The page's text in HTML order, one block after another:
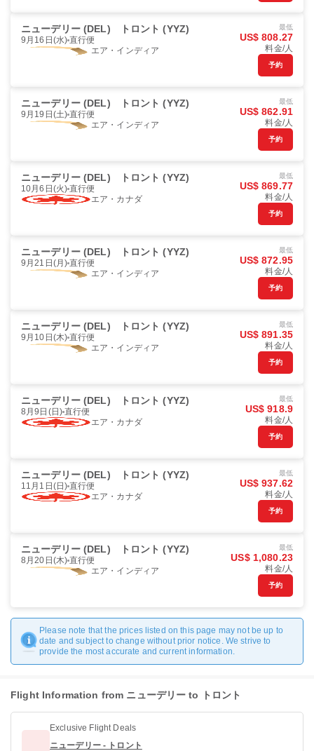
ニューデリー (DEL) トロント (YYZ)
9月16日(水) 直行便
エア・インディア
最低
US$ 808.27
料金/人
予約
ニューデリー (DEL) トロント (YYZ)
9月19日(土) 直行便
エア・インディア
最低
US$ 862.91
料金/人
予約
ニューデリー (DEL) トロント (YYZ)
10月6日(火) 直行便
エア・カナダ
最低
US$ 869.77
料金/人
予約
ニューデリー (DEL) トロント (YYZ)
9月21日(月) 直行便
エア・インディア
最低
US$ 872.95
料金/人
予約
ニューデリー (DEL) トロント (YYZ)
9月10日(木) 直行便
エア・インディア
最低
US$ 891.35
料金/人
予約
ニューデリー (DEL) トロント (YYZ)
8月9日(日) 直行便
エア・カナダ
最低
US$ 918.9
料金/人
予約
ニューデリー (DEL) トロント (YYZ)
11月1日(日) 直行便
エア・カナダ
最低
US$ 937.62
料金/人
予約
ニューデリー (DEL) トロント (YYZ)
8月20日(木) 直行便
エア・インディア
最低
US$ 1,080.23
料金/人
予約
Please note that the prices listed on this page may not be up to
date and subject to change without prior notice. We strive to
provide the most accurate and current information.
Flight Information from ニューデリー to トロント
Exclusive Flight Deals
ニューデリー - トロント